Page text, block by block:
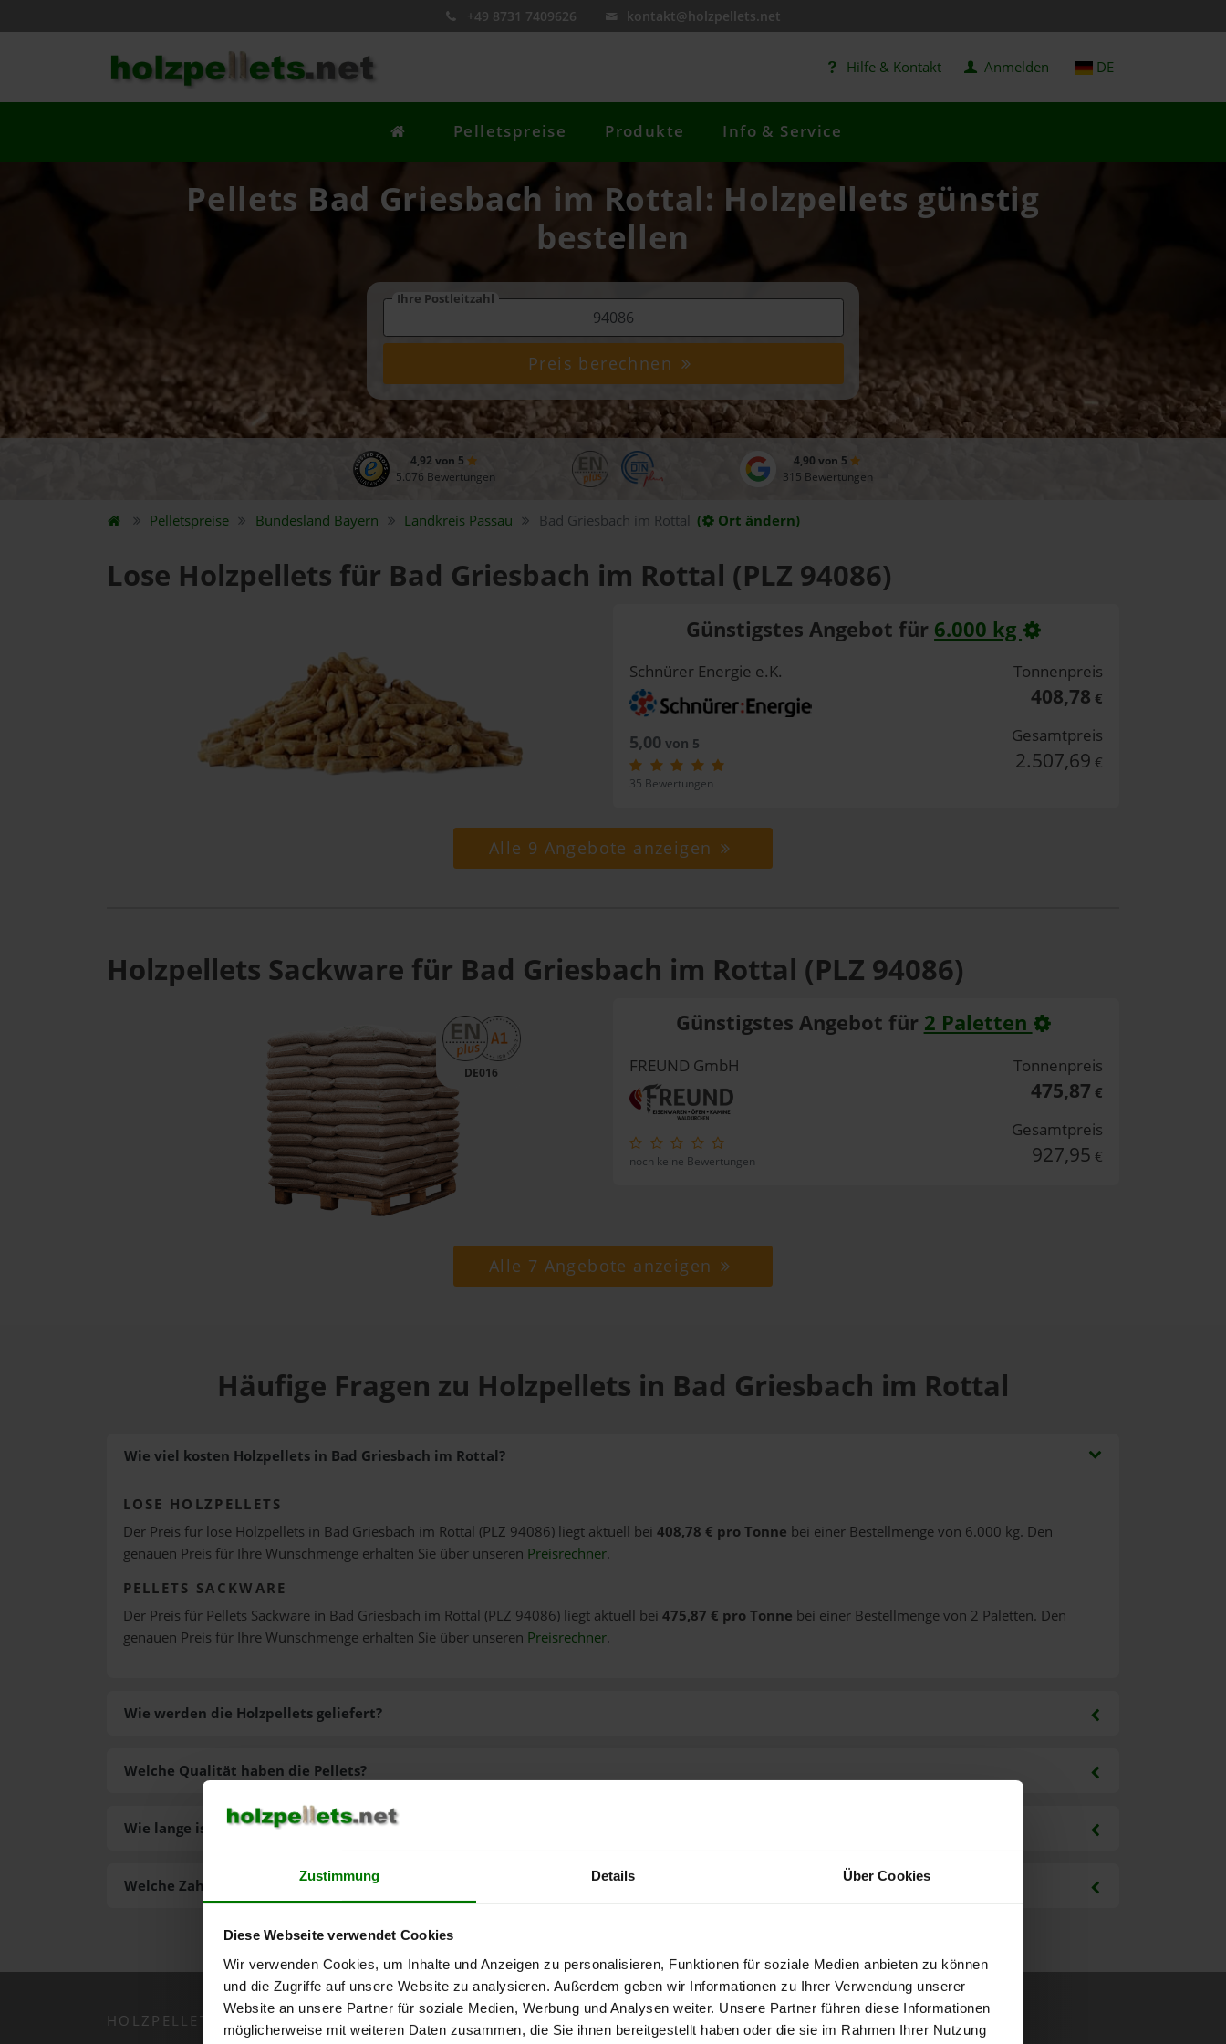
Zustimmung Details Über Cookies
Diese Webseite verwendet Cookies
Wir verwenden Cookies, um Inhalte und Anzeigen zu personalisieren, Funktionen für soziale Medien anbieten zu können
und die Zugriffe auf unsere Website zu analysieren. Außerdem geben wir Informationen zu Ihrer Verwendung unserer
Website an unsere Partner für soziale Medien, Werbung und Analysen weiter. Unsere Partner führen diese Informationen
möglicherweise mit weiteren Daten zusammen, die Sie ihnen bereitgestellt haben oder die sie im Rahmen Ihrer Nutzung
+49 8731 7409626 kontakt@holzpellets.net
Hilfe & Kontakt Anmelden DE
Pelletspreise Produkte Info & Service
Pellets Bad Griesbach im Rottal: Holzpellets günstig
bestellen
Ihre Postleitzahl
Preis berechnen
4,92 von 5
5.076 Bewertungen
4,90 von 5
315 Bewertungen
Pelletspreise Bundesland Bayern Landkreis Passau Bad Griesbach im Rottal ( Ort ändern)
Lose Holzpellets für Bad Griesbach im Rottal (PLZ 94086)
Günstigstes Angebot für 6.000 kg
Schnürer Energie e.K.
5,00 von 5
35 Bewertungen
Tonnenpreis
408,78 €
Gesamtpreis
2.507,69 €
Alle 9 Angebote anzeigen
Holzpellets Sackware für Bad Griesbach im Rottal (PLZ 94086)
DE016
Günstigstes Angebot für 2 Paletten
FREUND GmbH
noch keine Bewertungen
Tonnenpreis
475,87 €
Gesamtpreis
927,95 €
Alle 7 Angebote anzeigen
Häufige Fragen zu Holzpellets in Bad Griesbach im Rottal
Wie viel kosten Holzpellets in Bad Griesbach im Rottal?
LOSE HOLZPELLETS
Der Preis für lose Holzpellets in Bad Griesbach im Rottal (PLZ 94086) liegt aktuell bei 408,78 € pro Tonne bei einer Bestellmenge von 6.000 kg. Den
genauen Preis für Ihre Wunschmenge erhalten Sie über unseren Preisrechner.
PELLETS SACKWARE
Der Preis für Pellets Sackware in Bad Griesbach im Rottal (PLZ 94086) liegt aktuell bei 475,87 € pro Tonne bei einer Bestellmenge von 2 Paletten. Den
genauen Preis für Ihre Wunschmenge erhalten Sie über unseren Preisrechner.
Wie werden die Holzpellets geliefert?
Welche Zahlungsarten gibt es?
Welche Qualität haben die Pellets?
Wie lange ist die Lieferzeit der Pellets?
HOLZPELLETS.NET APP